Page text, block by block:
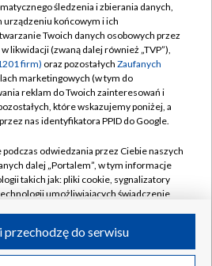
TVP
TVP
prywatności
Moje zgody
Pomoc
Kontakt
Kanały
Polska S.A. w likwidacji
śledzenia i zbierania danych,
urządzeniu końcowym i ich
Twoich danych osobowych przez
likwidacji (zwaną dalej również „TVP”),
firm) oraz pozostałych Zaufanych
marketingowych (w tym do
reklam do Twoich zainteresowań i
które wskazujemy poniżej, a
nas identyfikatora PPID do Google.
odwiedzania przez Ciebie naszych
dalej „Portalem”, w tym informacje
takich jak: pliki cookie, sygnalizatory
umożliwiających świadczenie
przechodzę do serwisu